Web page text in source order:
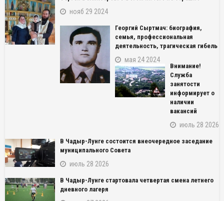
нояб 29 2024
Георгий Сыртмач: биография,
семья, профессиональная
деятельность, трагическая гибель
мая 24 2024
Внимание!
Служба
занятости
информирует о
наличии
вакансий
июль 28 2026
В Чадыр-Лунге состоится внеочередное заседание
муниципального Совета
июль 28 2026
В Чадыр-Лунге стартовала четвертая смена летнего
дневного лагеря